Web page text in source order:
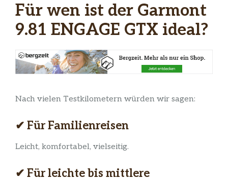
Für wen ist der Garmont
9.81 ENGAGE GTX ideal?
Nach vielen Testkilometern würden wir sagen:
✔ Für Familienreisen
Leicht, komfortabel, vielseitig.
✔ Für leichte bis mittlere